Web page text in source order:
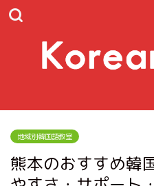
地域別韓国語教室
熊本のおすすめ韓